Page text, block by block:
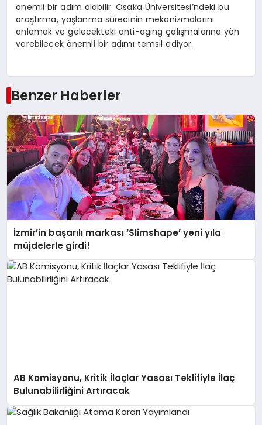
önemli bir adım olabilir. Osaka Üniversitesi’ndeki bu
araştırma, yaşlanma sürecinin mekanizmalarını
anlamak ve gelecekteki anti-aging çalışmalarına yön
verebilecek önemli bir adımı temsil ediyor.
Benzer Haberler
İzmir’in başarılı markası ‘Slimshape’ yeni yıla
müjdelerle girdi!
AB Komisyonu, Kritik İlaçlar Yasası Teklifiyle İlaç
Bulunabilirliğini Artıracak